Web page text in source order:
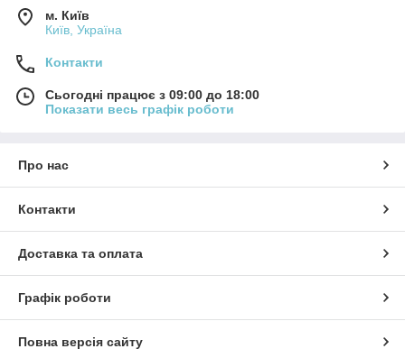
м. Київ
Київ, Україна
Контакти
Сьогодні працює з 09:00 до 18:00
Показати весь графік роботи
Про нас
Контакти
Доставка та оплата
Графік роботи
Повна версія сайту